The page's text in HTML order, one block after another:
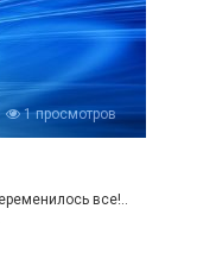
1 просмотров
все!..